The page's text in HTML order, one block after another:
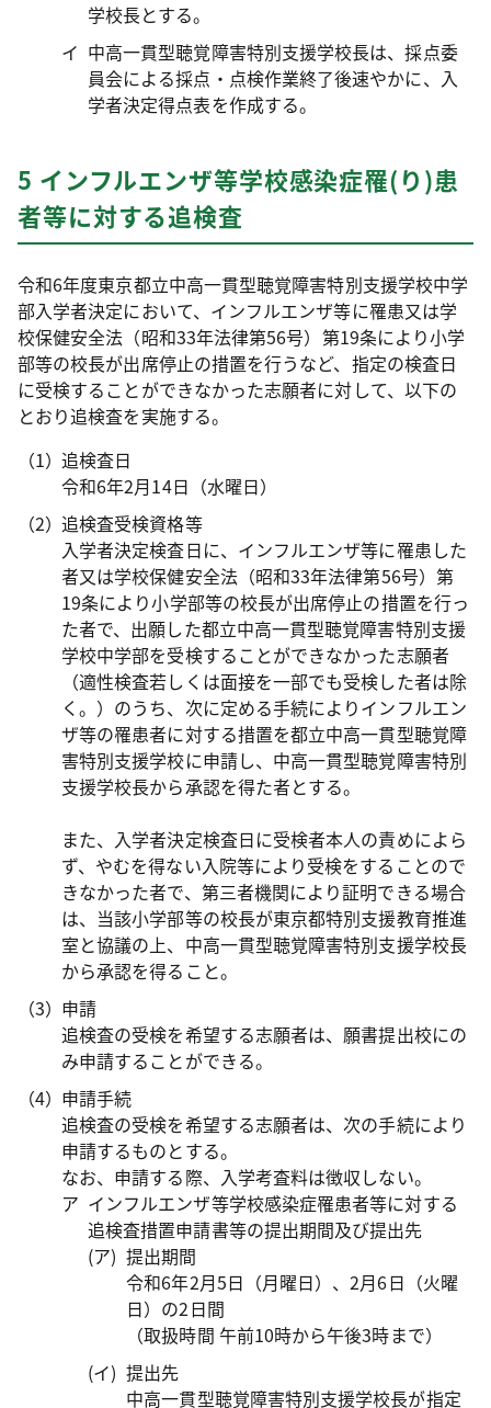
学校長とする。
中高一貫型聴覚障害特別支援学校長は、採点委
員会による採点・点検作業終了後速やかに、入
学者決定得点表を作成する。
5 インフルエンザ等学校感染症罹(り)患
者等に対する追検査
令和6年度東京都立中高一貫型聴覚障害特別支援学校中学
部入学者決定において、インフルエンザ等に罹患又は学
校保健安全法（昭和33年法律第56号）第19条により小学
部等の校長が出席停止の措置を行うなど、指定の検査日
に受検することができなかった志願者に対して、以下の
とおり追検査を実施する。
追検査日
令和6年2月14日（水曜日）
追検査受検資格等
入学者決定検査日に、インフルエンザ等に罹患した
者又は学校保健安全法（昭和33年法律第56号）第
19条により小学部等の校長が出席停止の措置を行っ
た者で、出願した都立中高一貫型聴覚障害特別支援
学校中学部を受検することができなかった志願者
（適性検査若しくは面接を一部でも受検した者は除
く。）のうち、次に定める手続によりインフルエン
ザ等の罹患者に対する措置を都立中高一貫型聴覚障
害特別支援学校に申請し、中高一貫型聴覚障害特別
支援学校長から承認を得た者とする。
また、入学者決定検査日に受検者本人の責めによら
ず、やむを得ない入院等により受検をすることので
きなかった者で、第三者機関により証明できる場合
は、当該小学部等の校長が東京都特別支援教育推進
室と協議の上、中高一貫型聴覚障害特別支援学校長
から承認を得ること。
申請
追検査の受検を希望する志願者は、願書提出校にの
み申請することができる。
申請手続
追検査の受検を希望する志願者は、次の手続により
申請するものとする。
なお、申請する際、入学考査料は徴収しない。
インフルエンザ等学校感染症罹患者等に対する
追検査措置申請書等の提出期間及び提出先
提出期間
令和6年2月5日（月曜日）、2月6日（火曜
日）の2日間
（取扱時間 午前10時から午後3時まで）
提出先
中高一貫型聴覚障害特別支援学校長が指定